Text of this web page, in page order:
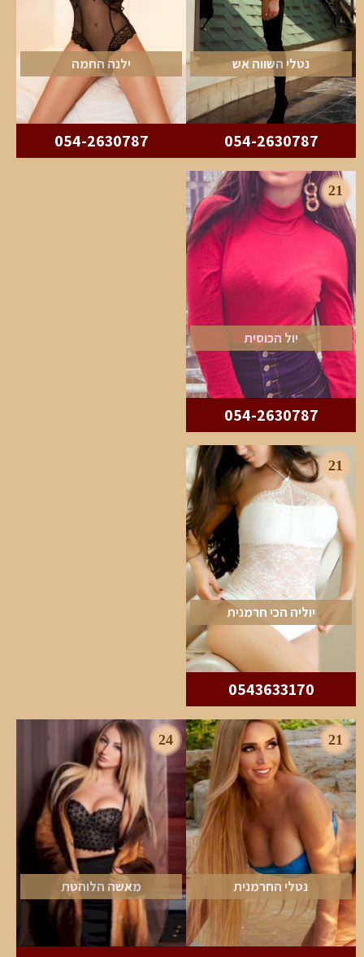
נטלי השווה אש
054-2630787
ילנה החמה
054-2630787
21
יול הכוסית
054-2630787
21
יוליה הכי חרמנית
0543633170
21
נטלי החרמנית
24
מאשה הלוהטת